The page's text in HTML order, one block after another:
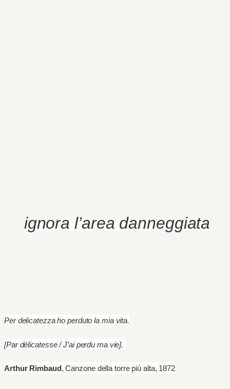
ignora l’area danneggiata
Per delicatezza ho perduto la mia vita.
[Par délicatesse / J’ai perdu ma vie].
Arthur Rimbaud , Canzone della torre più alta, 1872